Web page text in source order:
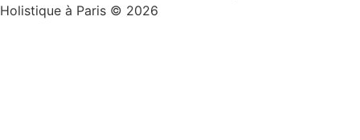
Holistique à Paris © 2026